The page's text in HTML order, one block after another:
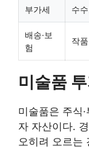
부가세 수
배송·보
험
작
미술품
미술품은 주식
자 자산이다.
오히려 오르는